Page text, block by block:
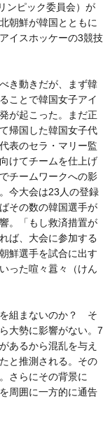
ンピック委員会）が
朝鮮が韓国とともに
イスホッケーの3競技
き動きだが、まず韓
ことで韓国女子アイ
が起こった。まだ正
帰国した韓国女子代
表のセラ・マリー監
けてチームを仕上げ
チームワークへの影
今大会は23人の登録
その数の韓国選手が
。「もし救済措置が
ば、大会に参加する
鮮選手を試合に出す
った喧々囂々（けん
組まないのか？ そ
大勢に影響がない。7
あるから混乱を与え
と推測される。その
さらにその背景に
周囲に一方的に通告